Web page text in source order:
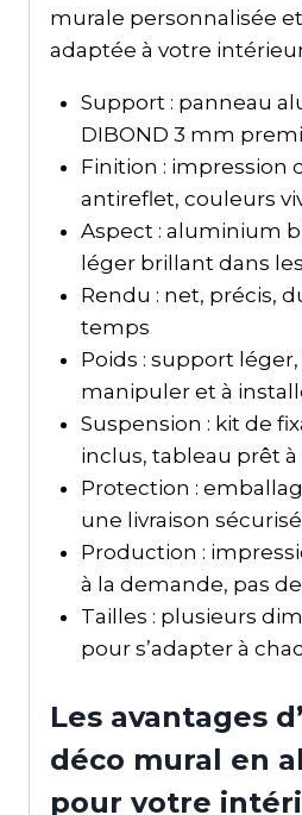
murale personnalisée
adaptée à votre
Support : panneau
DIBOND 3 mm
Finition : impression
antireflet, couleurs
Aspect : aluminium
léger brillant dans
Rendu : net, précis,
temps
Poids : support léger,
manipuler et à
Suspension : kit de
inclus, tableau prêt
Protection :
une livraison
Production :
à la demande, pas
Tailles : plusieurs
pour s’adapter à
Les avantages
déco mural en
pour votre